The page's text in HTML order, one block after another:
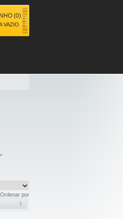
(0)
VAZIO
Ordenar por